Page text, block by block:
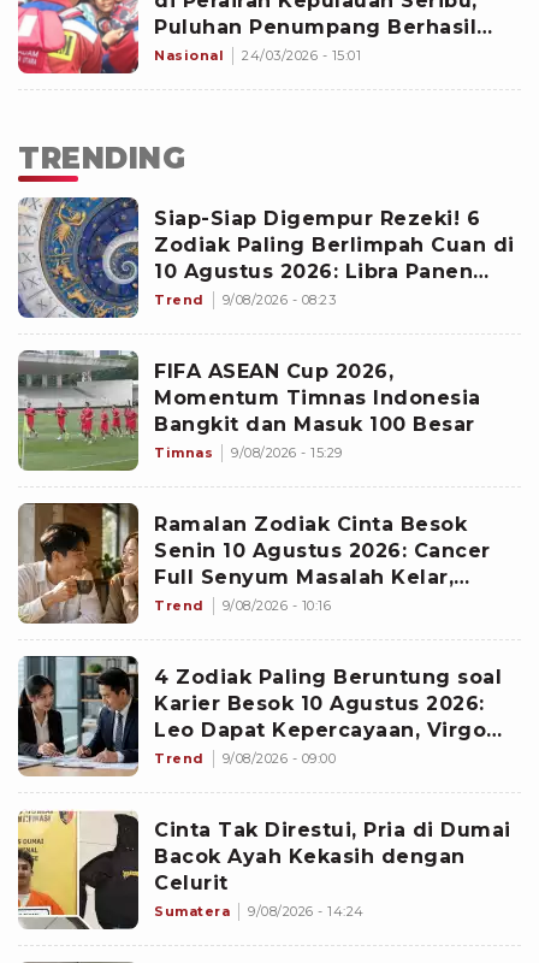
Puluhan Penumpang Berhasil
DievakuasiÂ
Nasional 24/03/2026 - 15:01
TRENDING
Siap-Siap Digempur Rezeki! 6
Zodiak Paling Berlimpah Cuan di
10 Agustus 2026: Libra Panen
Proyek Emas
Trend 9/08/2026 - 08:23
FIFA ASEAN Cup 2026,
Momentum Timnas Indonesia
Bangkit dan Masuk 100 Besar
Timnas 9/08/2026 - 15:29
Ramalan Zodiak Cinta Besok
Senin 10 Agustus 2026: Cancer
Full Senyum Masalah Kelar,
Scorpio Awas Terprovokasi
Trend 9/08/2026 - 10:16
4 Zodiak Paling Beruntung soal
Karier Besok 10 Agustus 2026:
Leo Dapat Kepercayaan, Virgo
Makin Diperhitungkan
Trend 9/08/2026 - 09:00
Cinta Tak Direstui, Pria di Dumai
Bacok Ayah Kekasih dengan
Celurit
Sumatera 9/08/2026 - 14:24